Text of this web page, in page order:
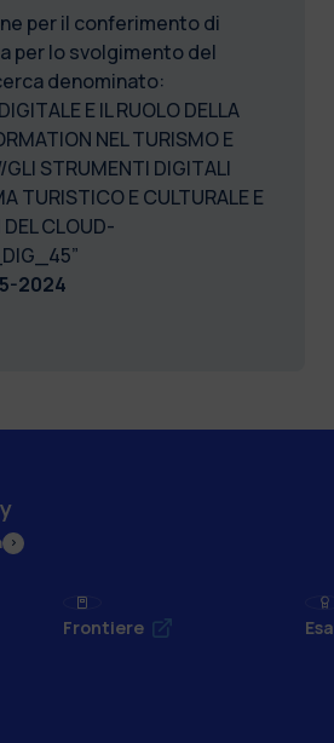
per il conferimento di
per lo svolgimento del
denominato:
E IL RUOLO DELLA
NEL TURISMO E
GLI STRUMENTI DIGITALI
TURISTICO E CULTURALE E
CLOUD-
2024
Frontiere